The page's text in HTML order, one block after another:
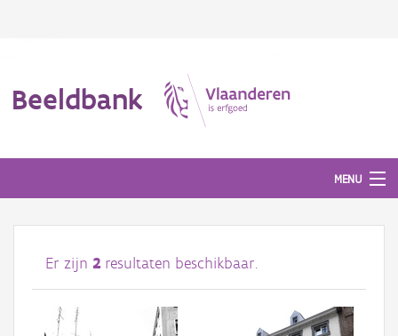
Beeldbank
MENU
Afbeeldingen
#BeeldIndeKijker
Hergebruik
Er zijn 2 resultaten beschikbaar.